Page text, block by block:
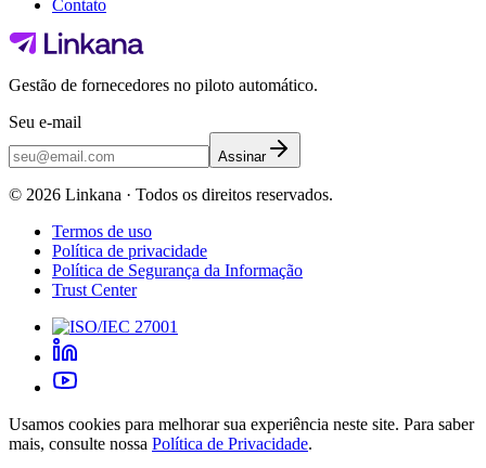
Contato
Gestão de fornecedores no piloto automático.
Seu e-mail
Assinar
© 2026 Linkana · Todos os direitos reservados.
Termos de uso
Política de privacidade
Política de Segurança da Informação
Trust Center
Usamos cookies para melhorar sua experiência neste site. Para saber
mais, consulte nossa Política de Privacidade.